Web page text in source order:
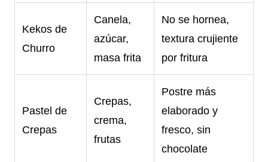
Kekos de
Churro
Canela,
azúcar,
masa frita
No se hornea,
textura crujiente
por fritura
Pastel de
Crepas
Crepas,
crema,
frutas
Postre más
elaborado y
fresco, sin
chocolate